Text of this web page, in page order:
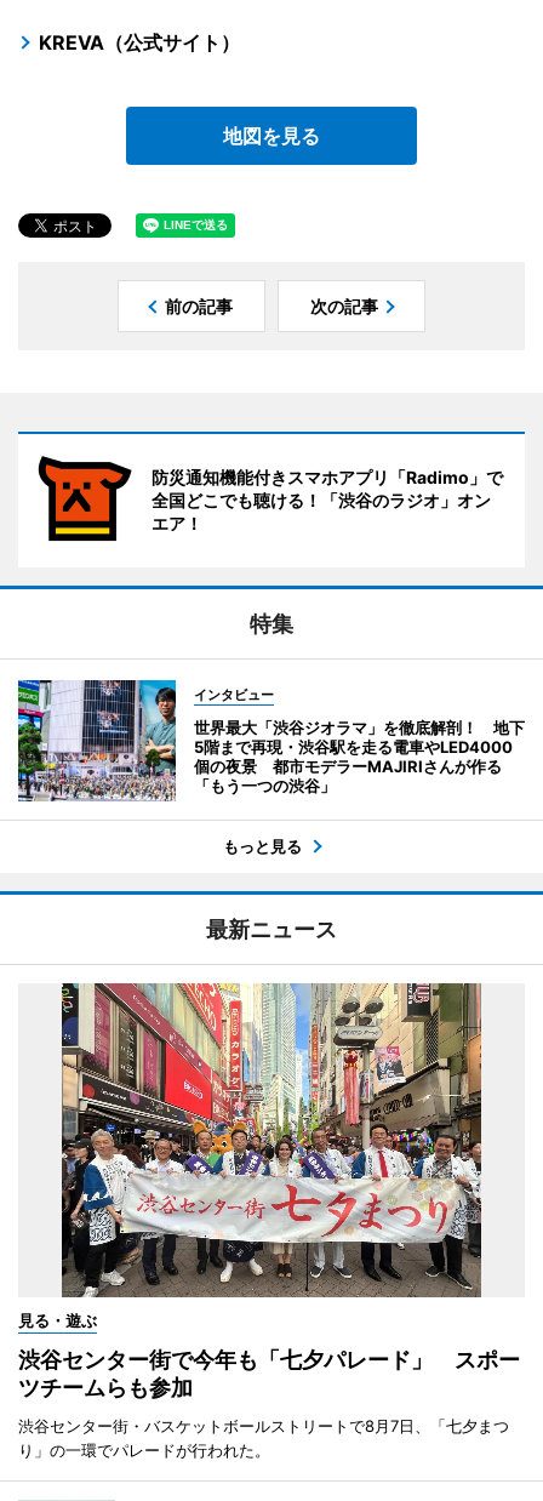
KREVA（公式サイト）
地図を見る
前の記事 次の記事
防災通知機能付きスマホアプリ「Radimo」で
全国どこでも聴ける！「渋谷のラジオ」オン
エア！
特集
インタビュー
世界最大「渋谷ジオラマ」を徹底解剖！ 地下
5階まで再現・渋谷駅を走る電車やLED4000
個の夜景 都市モデラーMAJIRIさんが作る
「もう一つの渋谷」
もっと見る
最新ニュース
見る・遊ぶ
渋谷センター街で今年も「七夕パレード」 スポー
ツチームらも参加
渋谷センター街・バスケットボールストリートで8月7日、「七夕まつ
り」の一環でパレードが行われた。